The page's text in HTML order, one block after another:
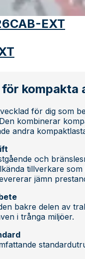
EXT
kompakta
för dig som
kombinerar
andra
och
tillverkare
jämn
bakre delen av
i trånga miljöer.